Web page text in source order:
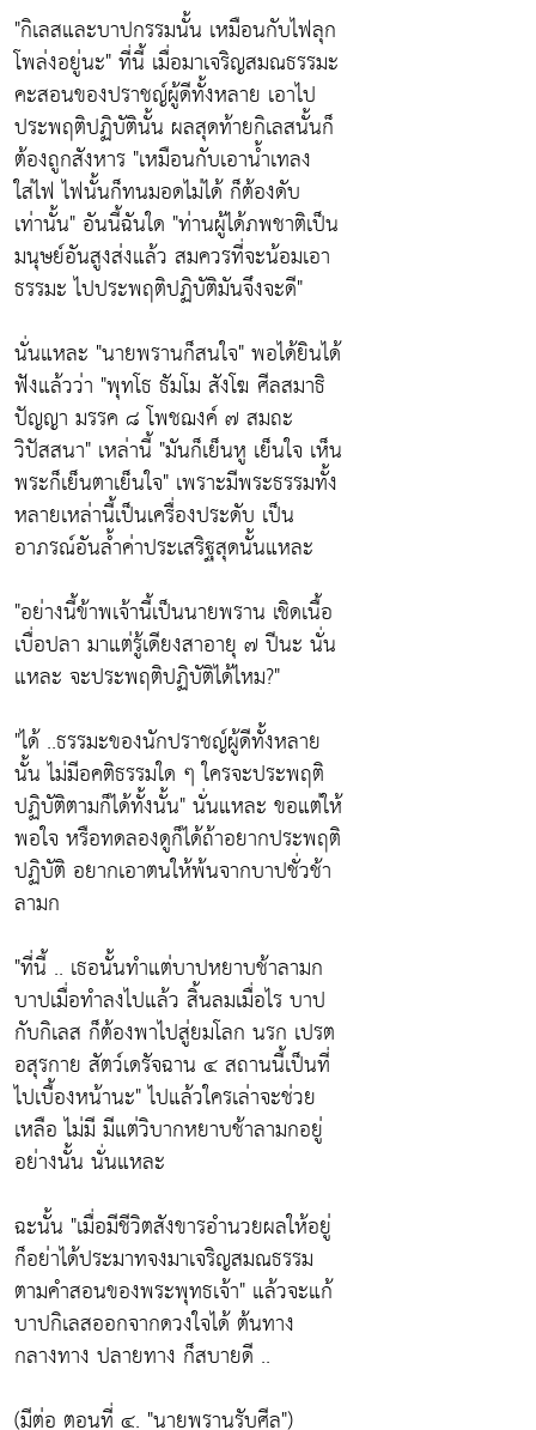
"กิเลสและบาปกรรมนั้น เหมือนกับไฟลุก
โพล่งอยู่นะ"ที่นี้ เมื่อมาเจริญสมณธรรมะ
คะสอนของปราชญ์ผู้ดีทั้งหลาย เอาไป
ประพฤติปฏิบัตินั้น ผลสุดท้ายกิเลสนั้นก็
ต้องถูกสังหาร "เหมือนกับเอาน้ำเทลง
ใส่ไฟ ไฟนั้นก็ทนมอดไม่ได้ ก็ต้องดับ
เท่านั้น"อันนี้ฉันใด "ท่านผู้ได้ภพชาติเป็น
มนุษย์อันสูงส่งแล้ว สมควรที่จะน้อมเอา
ธรรมะ ไปประพฤติปฏิบัติมันจึงจะดี"
นั่นแหละ "นายพรานก็สนใจ"พอได้ยินได้
ฟังแล้วว่า "พุทโธ ธัมโม สังโฆ ศีลสมาธิ
ปัญญา มรรค ๘ โพชฌงค์ ๗ สมถะ
วิปัสสนา" เหล่านี้ "มันก็เย็นหู เย็นใจ เห็น
พระก็เย็นตาเย็นใจ" เพราะมีพระธรรมทั้ง
หลายเหล่านี้เป็นเครื่องประดับ เป็น
อาภรณ์อันล้ำค่าประเสริฐสุดนั้นแหละ
"อย่างนี้ข้าพเจ้านี้เป็นนายพราน เชิดเนื้อ
เบื่อปลา มาแต่รู้เดียงสาอายุ ๗ ปีนะ นั่น
แหละ จะประพฤติปฏิบัติได้ไหม?"
"ได้ ..ธรรมะของนักปราชญ์ผู้ดีทั้งหลาย
นั้น ไม่มีอคติธรรมใด ๆ ใครจะประพฤติ
ปฏิบัติตามก็ได้ทั้งนั้น"นั่นแหละ ขอแต่ให้
พอใจ หรือทดลองดูก็ได้ถ้าอยากประพฤติ
ปฏิบัติ อยากเอาตนให้พ้นจากบาปชั่วช้า
ลามก
"ที่นี้ .. เธอนั้นทำแต่บาปหยาบช้าลามก
บาปเมื่อทำลงไปแล้ว สิ้นลมเมื่อไร บาป
กับกิเลส ก็ต้องพาไปสู่ยมโลก นรก เปรต
อสุรกาย สัตว์เดรัจฉาน ๔ สถานนี้เป็นที่
ไปเบื้องหน้านะ"ไปแล้วใครเล่าจะช่วย
เหลือ ไม่มี มีแต่วิบากหยาบช้าลามกอยู่
อย่างนั้น นั่นแหละ
ฉะนั้น "เมื่อมีชีวิตสังขารอำนวยผลให้อยู่
ก็อย่าได้ประมาทจงมาเจริญสมณธรรม
ตามคำสอนของพระพุทธเจ้า" แล้วจะแก้
บาปกิเลสออกจากดวงใจได้ ต้นทาง
กลางทาง ปลายทาง ก็สบายดี ..
(มีต่อ ตอนที่ ๔. "นายพรานรับศีล")